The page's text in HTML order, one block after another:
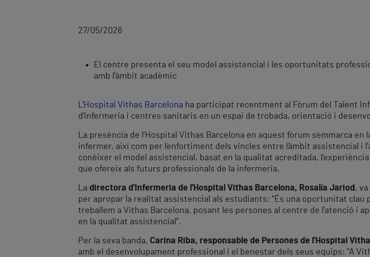
27/05/2026
El centre presenta el seu model assistencial i les oportunitats
amb l'àmbit acadèmic
L'Hospital Vithas Barcelona ha participat recentment al Fòrum del Talent
d'Infermeria i centres sanitaris en un espai de trobada, orientació i
La presència de l’Hospital Vithas Barcelona en aquest fòrum s´emmarca
infermer, així com per l´enfortiment dels vincles entre l´àmbit assistencial i
conèixer el model assistencial, basat en la qualitat acreditada,
que ofereix als futurs professionals de la infermeria.
La directora d'Infermeria de l'Hospital Vithas Barcelona, Rosalía Jariod ,
per apropar la realitat assistencial als estudiants: “És una oportunitat
treballem a Vithas Barcelona, posant les persones al centre de l'atenció i
en la qualitat assistencial”.
Per la seva banda, Carina Riba, responsable de Persones de l'Hospital
amb el desenvolupament professional i el benestar dels seus equips: "A